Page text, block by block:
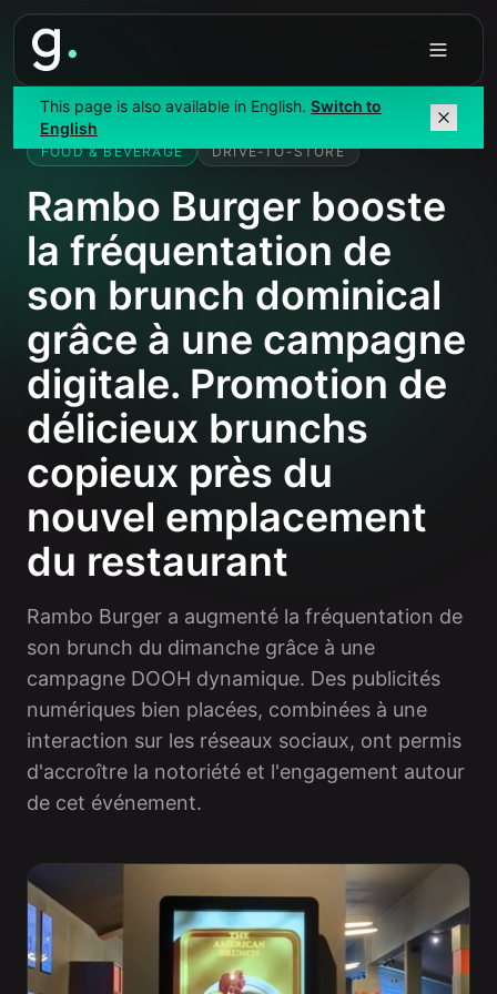
This page is also available in English. Switch to
English
Accueil / Études de cas / RAMBO BURGER
FOOD & BEVERAGE DRIVE-TO-STORE
Rambo Burger booste
la fréquentation de
son brunch dominical
grâce à une campagne
digitale. Promotion de
délicieux brunchs
copieux près du
nouvel emplacement
du restaurant
Rambo Burger a augmenté la fréquentation de
son brunch du dimanche grâce à une
campagne DOOH dynamique. Des publicités
numériques bien placées, combinées à une
interaction sur les réseaux sociaux, ont permis
d'accroître la notoriété et l'engagement autour
de cet événement.